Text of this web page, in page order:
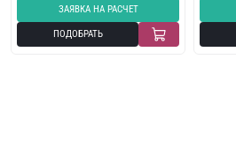
ЗАЯВКА НА РАСЧЕТ
ПОДОБРАТЬ